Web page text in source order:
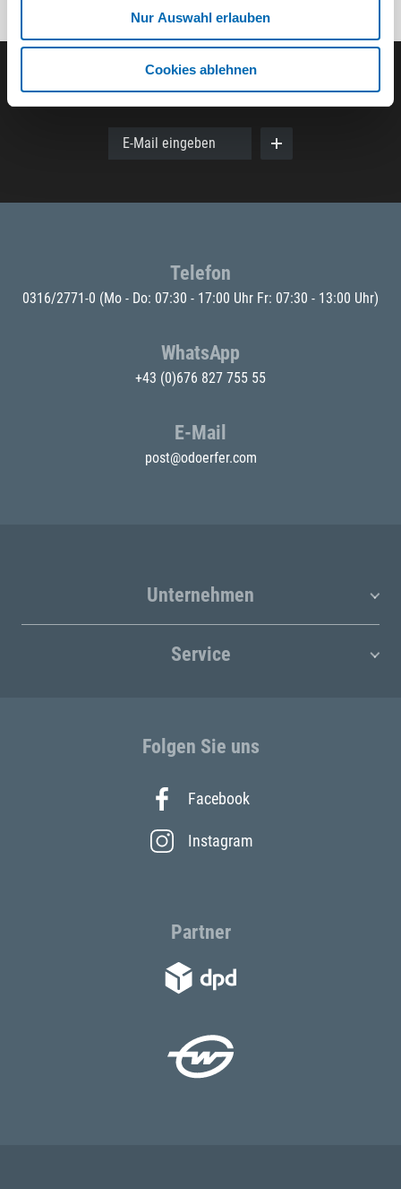
Nur Auswahl erlauben
Cookies ablehnen
Der ODÖRFER Newsletter
E-Mail eingeben
Telefon
0316/2771-0 (Mo - Do: 07:30 - 17:00 Uhr Fr: 07:30 - 13:00 Uhr)
WhatsApp
+43 (0)676 827 755 55
E-Mail
post@odoerfer.com
Unternehmen
Service
Folgen Sie uns
Facebook
Instagram
Partner